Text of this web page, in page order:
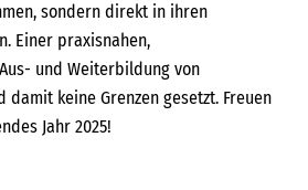
sondern direkt in ihren
Einer praxisnahen,
und Weiterbildung von
keine Grenzen gesetzt. Freuen
Jahr 2025!